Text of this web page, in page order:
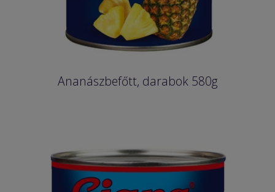
Ananászbefőtt, darabok 580g